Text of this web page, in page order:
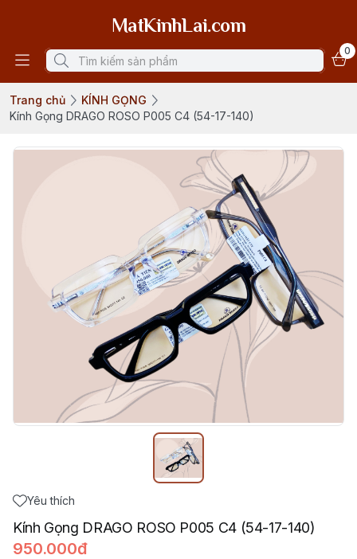
MatKinhLai.com
0
Trang chủ
KÍNH GỌNG
Kính Gọng DRAGO ROSO P005 C4 (54-17-140)
Yêu thích
Kính Gọng DRAGO ROSO P005 C4 (54-17-140)
950.000đ